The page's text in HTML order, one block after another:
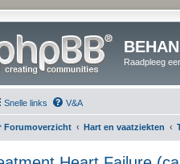
Raadpleeg
Snelle links V&A
Forumoverzicht Hart en vaatziekten